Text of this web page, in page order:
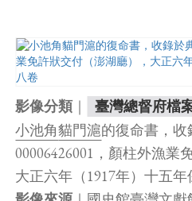
影像分類｜ 臺灣總督府檔
小池角貓門滬的復命書，收
00006426001，顏柱外漁業
大正六年（1917年）十五